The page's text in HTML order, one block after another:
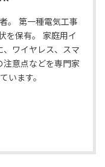
。 第一種電気工事
を保有。 家庭用イ
、ワイヤレス、スマ
注意点などを専門家
います。